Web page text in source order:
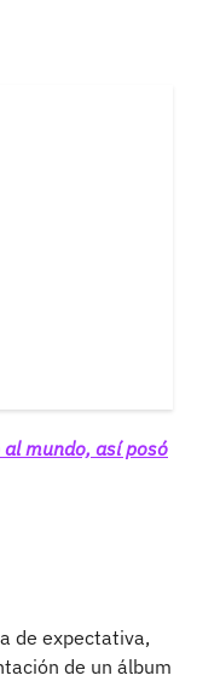
al mundo, así posó
de expectativa,
de un álbum